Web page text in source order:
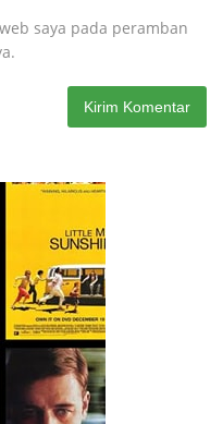
saya pada peramban